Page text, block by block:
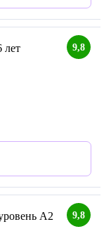
9,8
лет
9,8
А2